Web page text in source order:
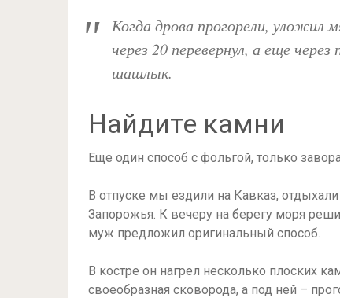
Когда дрова прогорели, уложил
через 20 перевернул, а еще
шашлык.
Найдите камни
Еще один способ с фольгой, только
В отпуске мы ездили на Кавказ,
Запорожья. К вечеру на берегу моря
муж предложил оригинальный способ.
В костре он нагрел несколько плоских
своеобразная сковорода, а под ней –